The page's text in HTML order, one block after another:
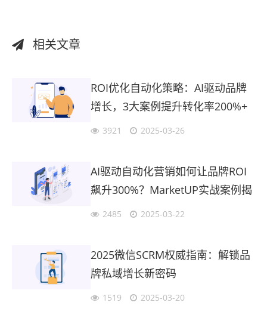
相关文章
ROI优化自动化策略：AI驱动品牌
增长，3大案例提升转化率200%+
3921 2025-03-26
AI驱动自动化营销如何让品牌ROI
飙升300%？MarketUP实战案例揭
2485 2025-03-22
2025微信SCRM权威指南：解锁品
牌私域增长新密码
1519 2025-03-20